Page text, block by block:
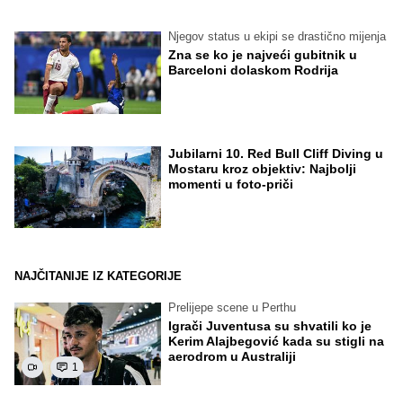
Njegov status u ekipi se drastično mijenja
Zna se ko je najveći gubitnik u
Barceloni dolaskom Rodrija
Jubilarni 10. Red Bull Cliff Diving u
Mostaru kroz objektiv: Najbolji
momenti u foto-priči
NAJČITANIJE IZ KATEGORIJE
1
Prelijepe scene u Perthu
Igrači Juventusa su shvatili ko je
Kerim Alajbegović kada su stigli na
aerodrom u Australiji